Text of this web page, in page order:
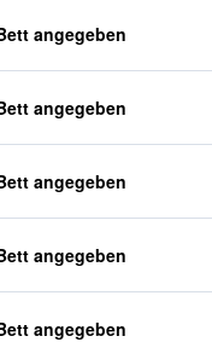
angegeben
angegeben
angegeben
angegeben
angegeben